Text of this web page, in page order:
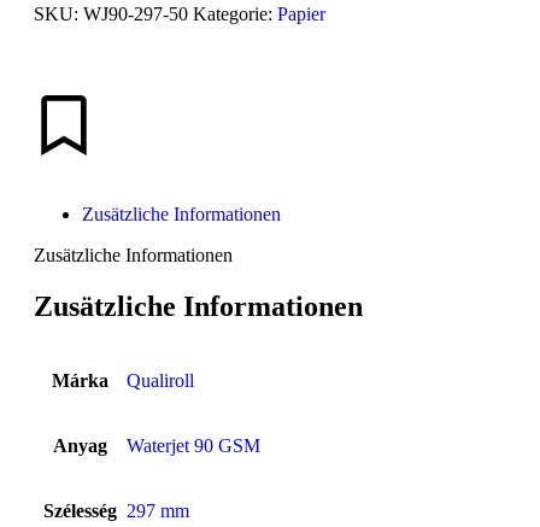
SKU: WJ90-297-50 Kategorie: Papier
Zusätzliche Informationen
Zusätzliche Informationen
Zusätzliche Informationen
Márka Qualiroll
Anyag Waterjet 90 GSM
Szélesség 297 mm